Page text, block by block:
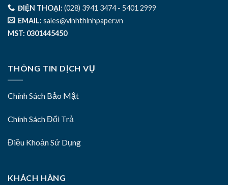
ĐIỆN THOẠI: (028) 3941 3474 - 5401 2999
EMAIL: sales@vinhthinhpaper.vn
MST: 0301445450
THÔNG TIN DỊCH VỤ
Chính Sách Bảo Mật
Chính Sách Đổi Trả
Điều Khoản Sử Dụng
KHÁCH HÀNG